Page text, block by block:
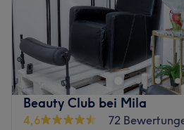
Lass' dich entführen in die Welt
- die Praxis My Thai Massage,
Kölner Stadtteil Porz, lädt dich
Entdeckungsreise. Buche jetzt
Thailand online über Treatwell
Das beeindruckende Ambiente
Beauty Club bei Mila
4,6
72